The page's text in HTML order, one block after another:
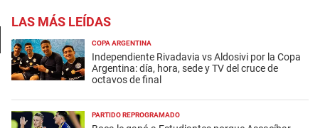
LAS MÁS LEÍDAS
COPA ARGENTINA
Independiente Rivadavia vs Aldosivi por la Copa
Argentina: día, hora, sede y TV del cruce de
octavos de final
PARTIDO REPROGRAMADO